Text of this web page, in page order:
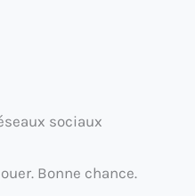
sociaux
Bonne chance.